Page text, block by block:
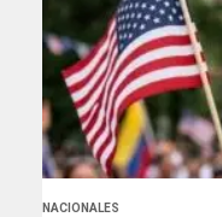
NACIONALES